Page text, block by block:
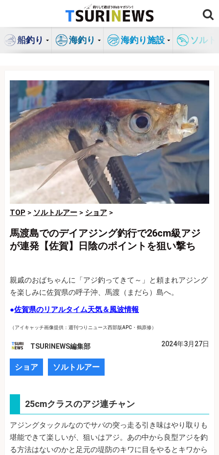
ン
船釣り 海釣り 海釣り施設 ソル
TOP > ソルトルアー > ショア >
馬渡島でのデイアジング釣行で26cm級アジ
が連発【佐賀】日陰のポイントを狙い撃ち
親戚のおばちゃんに「アジ釣ってきて～」と頼まれアジング
を楽しみに佐賀県の呼子沖、馬渡（まだら）島へ。
●佐賀県のリアルタイム天気＆風波情報
（アイキャッチ画像提供：週刊つりニュース西部版APC・鶴原修）
TSURINEWS編集部 2024年3月27日
ショア ソルトルアー
25cmクラスのアジ連チャン
アジングタックルなのでサバの突っ走る引き味はやり取りも
堪能できて楽しいが、狙いはアジ。あの中から良型アジを釣
る方法はないのかと足元の堤防のキワに目をやるとキワから